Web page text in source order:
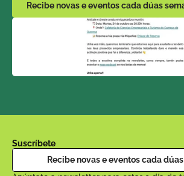
Recibe novas e eventos cada dúas
Suscríbete
Recibe novas e eventos cada